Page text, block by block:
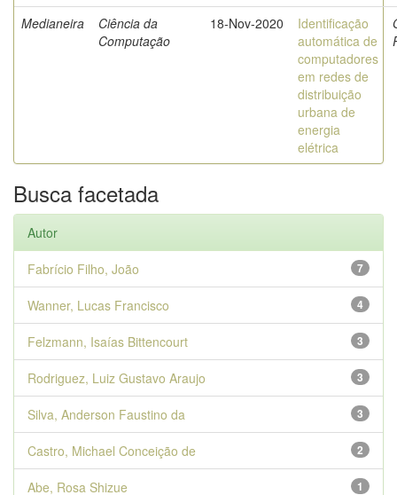
Medianeira
Ciência da
Computação
18-Nov-2020
Identificação
automática de
computadores
em redes de
distribuição
urbana de
energia
elétrica
Busca facetada
Autor
7
Fabrício Filho, João
4
Wanner, Lucas Francisco
3
Felzmann, Isaías Bittencourt
3
Rodriguez, Luiz Gustavo Araujo
3
Silva, Anderson Faustino da
2
Castro, Michael Conceição de
1
Abe, Rosa Shizue